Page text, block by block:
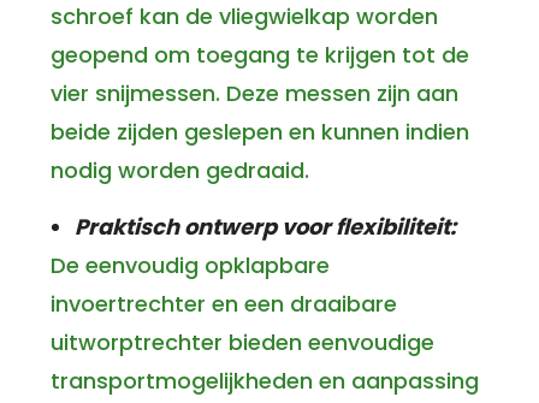
schroef kan de vliegwielkap worden
geopend om toegang te krijgen tot de
vier snijmessen. Deze messen zijn aan
beide zijden geslepen en kunnen indien
nodig worden gedraaid.
Praktisch ontwerp voor flexibiliteit:
De eenvoudig opklapbare
invoertrechter en een draaibare
uitworptrechter bieden eenvoudige
transportmogelijkheden en aanpassing